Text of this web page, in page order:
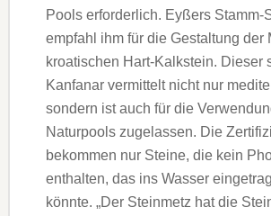
Pools erforderlich. Eyßers Stamm-
empfahl ihm für die Gestaltung der
kroatischen Hart-Kalkstein. Dieser
Kanfanar vermittelt nicht nur
sondern ist auch für die
Naturpools zugelassen. Die
bekommen nur Steine, die kein
enthalten, das ins Wasser
könnte. „Der Steinmetz hat die